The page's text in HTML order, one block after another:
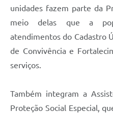
unidades fazem parte da
meio delas que a
atendimentos do Cadastro
de Convivência e
serviços.
Também integram a
Proteção Social Especial,